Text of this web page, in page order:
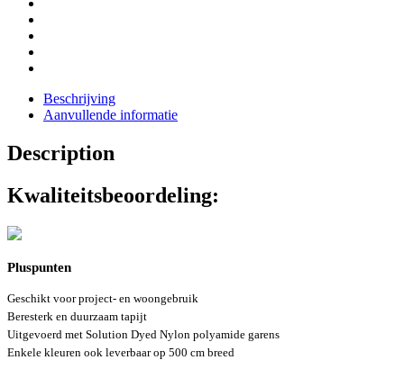
Beschrijving
Aanvullende informatie
Description
Kwaliteitsbeoordeling:
Pluspunten
Geschikt voor project- en woongebruik
Beresterk en duurzaam tapijt
Uitgevoerd met Solution Dyed Nylon polyamide garens
Enkele kleuren ook leverbaar op 500 cm breed